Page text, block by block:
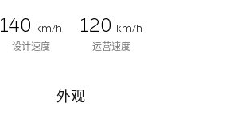
140
km/h
设计速度
120
km/h
运营速度
外观